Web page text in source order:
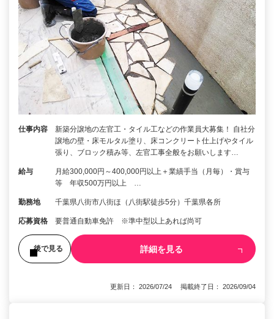
仕事内容
新築分譲地の左官工・タイル工などの作業員大募集！ 自社分
譲地の壁・床モルタル塗り、床コンクリート仕上げやタイル
張り、ブロック積み等、左官工事全般をお願いします…
給与
月給300,000円～400,000円以上＋業績手当（月毎）・賞与
等 年収500万円以上 …
勤務地 千葉県八街市八街ほ（八街駅徒歩5分）千葉県各所
応募資格 要普通自動車免許 ※準中型以上あれば尚可
後で見る 詳細を見る
更新日： 2026/07/24 掲載終了日： 2026/09/04